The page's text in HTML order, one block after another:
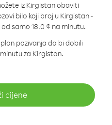
iz Kirgistan obaviti
bilo koji broj u Kirgistan -
samo 18.0 ¢ na minutu.
pozivanja da bi dobili
za Kirgistan.
cijene